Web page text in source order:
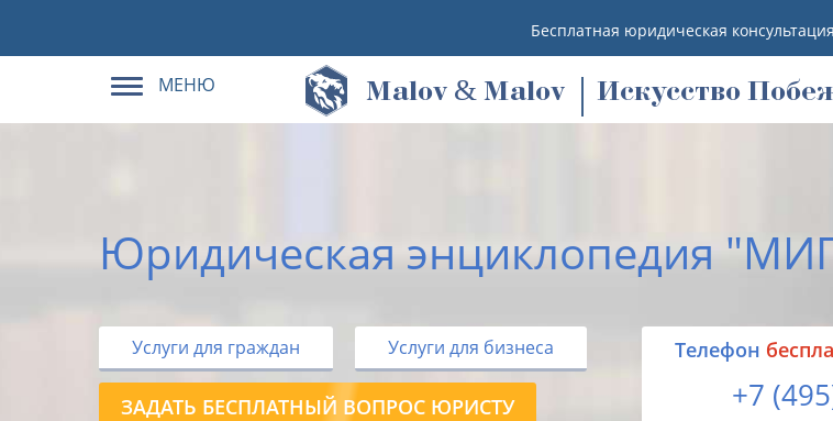
Бесплатная юридическая консультация
МЕНЮ Malov & Malov Искусство
Юридическая энциклопедия
Услуги для граждан Услуги для бизнеса
ЗАДАТЬ БЕСПЛАТНЫЙ ВОПРОС ЮРИСТУ
Tелефон
+7